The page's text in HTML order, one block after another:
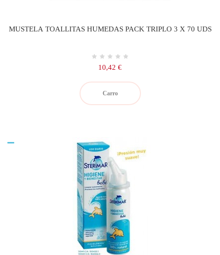
MUSTELA TOALLITAS HUMEDAS PACK TRIPLO 3 X 70 UDS
Precio
10,42 €
Carro